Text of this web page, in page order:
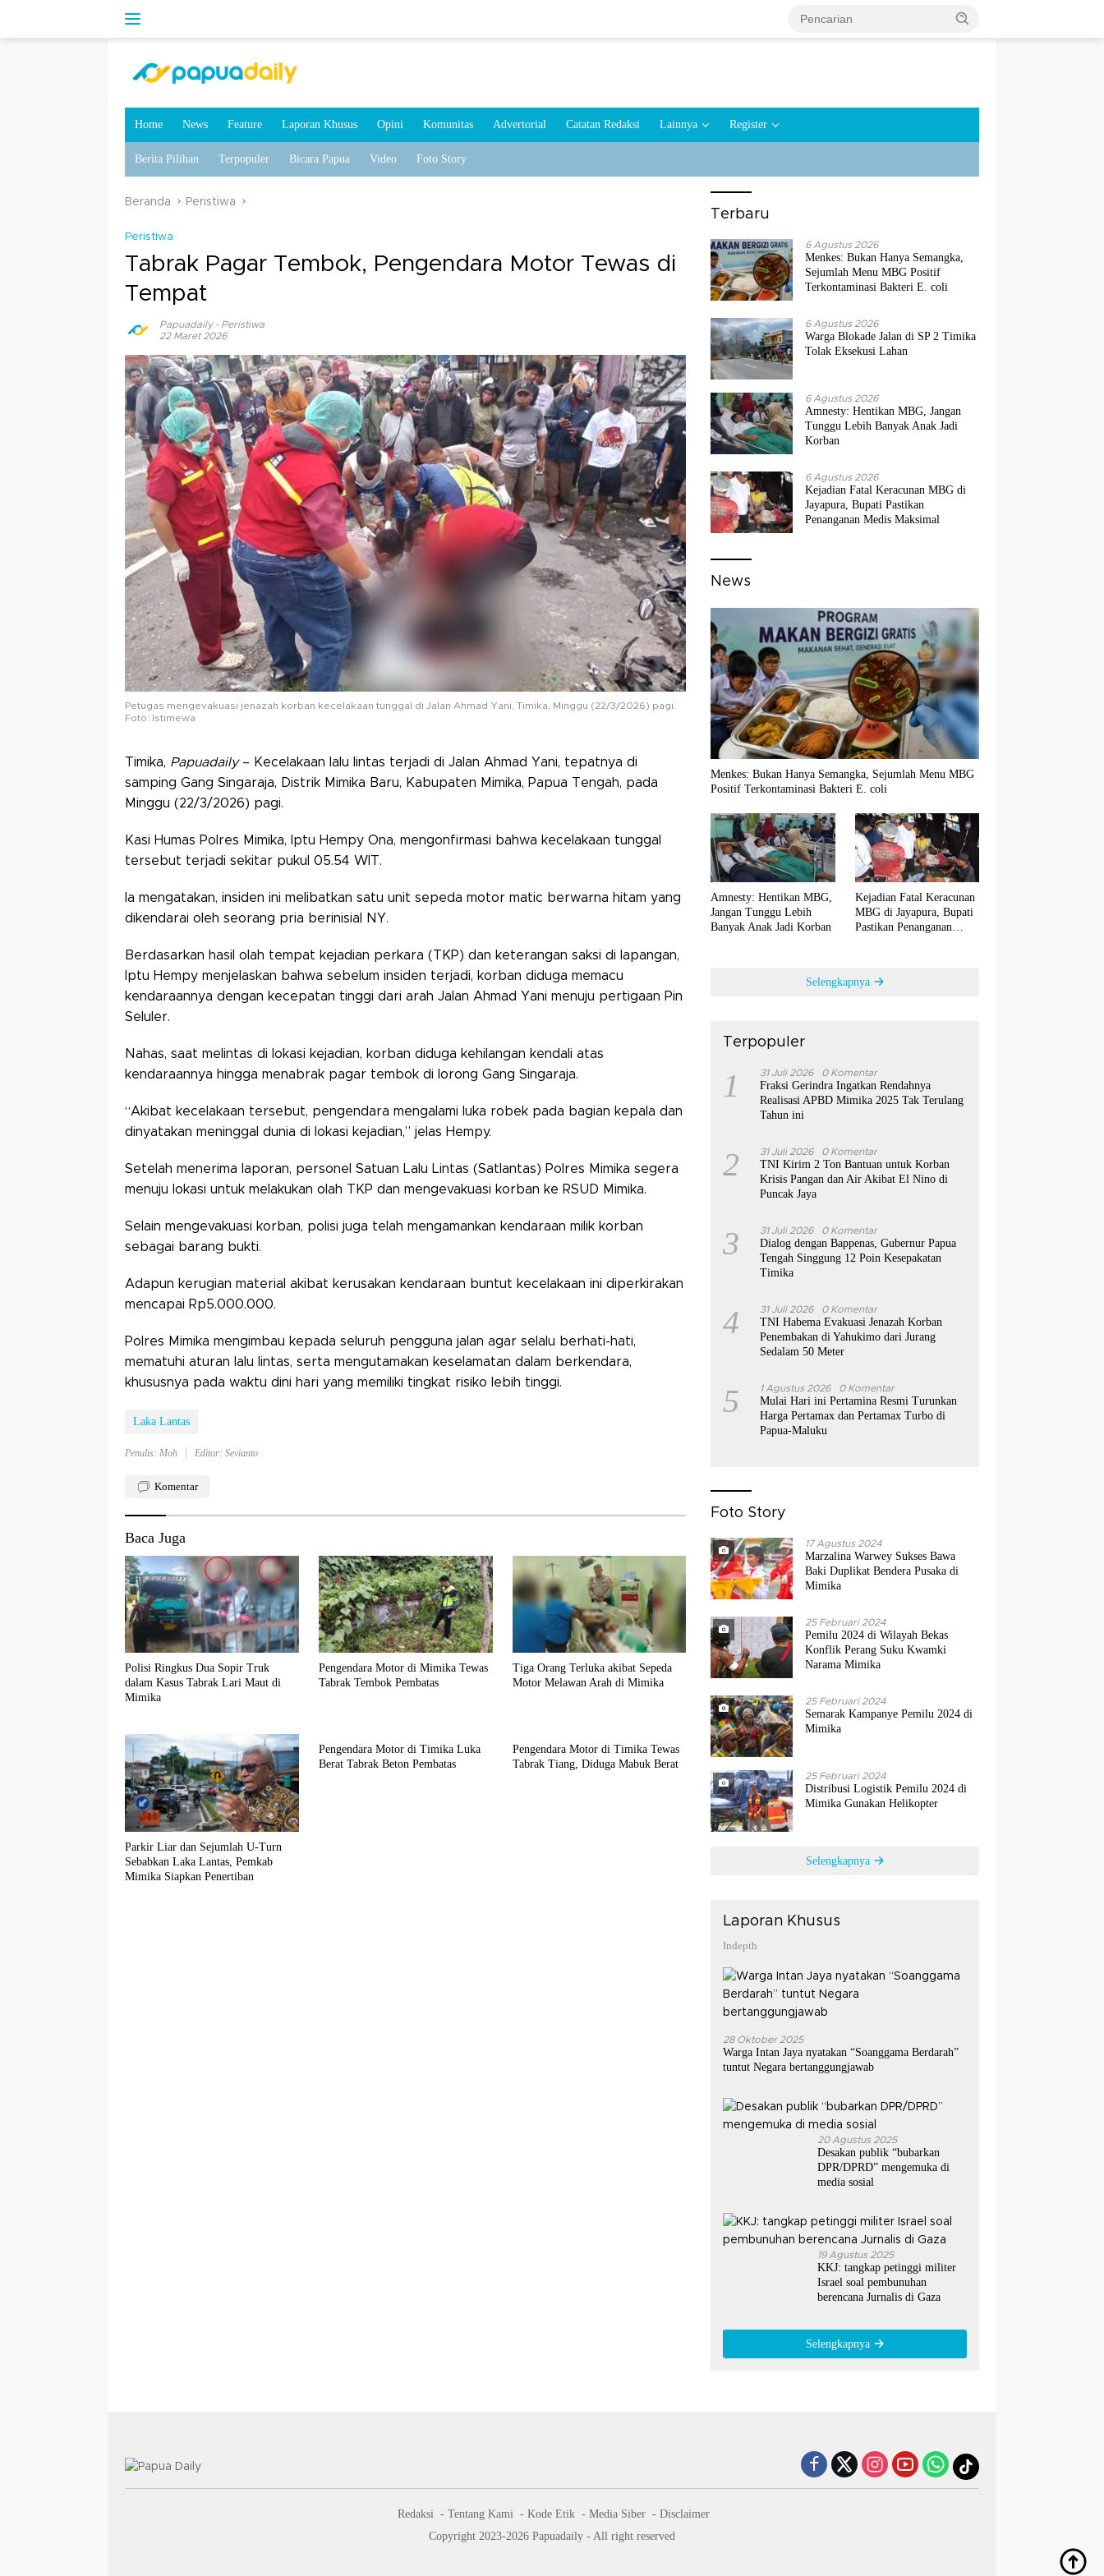
Home News Feature Laporan Khusus Opini Komunitas Advertorial Catatan Redaksi Lainnya Register
Berita Pilihan Terpopuler Bicara Papua Video Foto Story
Beranda Peristiwa
Peristiwa
Tabrak Pagar Tembok, Pengendara Motor Tewas di
Tempat
Papuadaily- Peristiwa
22 Maret 2026
Petugas mengevakuasi jenazah korban kecelakaan tunggal di Jalan Ahmad Yani, Timika, Minggu (22/3/2026) pagi.
Foto: Istimewa
Timika, Papuadaily– Kecelakaan lalu lintas terjadi di Jalan Ahmad Yani, tepatnya di
samping Gang Singaraja, Distrik Mimika Baru, Kabupaten Mimika, Papua Tengah, pada
Minggu (22/3/2026) pagi.
Kasi Humas Polres Mimika, Iptu Hempy Ona, mengonfirmasi bahwa kecelakaan tunggal
tersebut terjadi sekitar pukul 05.54 WIT.
Ia mengatakan, insiden ini melibatkan satu unit sepeda motor matic berwarna hitam yang
dikendarai oleh seorang pria berinisial NY.
Berdasarkan hasil olah tempat kejadian perkara (TKP) dan keterangan saksi di lapangan,
Iptu Hempy menjelaskan bahwa sebelum insiden terjadi, korban diduga memacu
kendaraannya dengan kecepatan tinggi dari arah Jalan Ahmad Yani menuju pertigaan Pin
Seluler.
Nahas, saat melintas di lokasi kejadian, korban diduga kehilangan kendali atas
kendaraannya hingga menabrak pagar tembok di lorong Gang Singaraja.
“Akibat kecelakaan tersebut, pengendara mengalami luka robek pada bagian kepala dan
dinyatakan meninggal dunia di lokasi kejadian,” jelas Hempy.
Setelah menerima laporan, personel Satuan Lalu Lintas (Satlantas) Polres Mimika segera
menuju lokasi untuk melakukan olah TKP dan mengevakuasi korban ke RSUD Mimika.
Selain mengevakuasi korban, polisi juga telah mengamankan kendaraan milik korban
sebagai barang bukti.
Adapun kerugian material akibat kerusakan kendaraan buntut kecelakaan ini diperkirakan
mencapai Rp5.000.000.
Polres Mimika mengimbau kepada seluruh pengguna jalan agar selalu berhati-hati,
mematuhi aturan lalu lintas, serta mengutamakan keselamatan dalam berkendara,
khususnya pada waktu dini hari yang memiliki tingkat risiko lebih tinggi.
Laka Lantas
Penulis: Moh Editor: Sevianto
Komentar
Baca Juga
Polisi Ringkus Dua Sopir Truk
dalam Kasus Tabrak Lari Maut di
Mimika
Pengendara Motor di Mimika Tewas
Tabrak Tembok Pembatas
Tiga Orang Terluka akibat Sepeda
Motor Melawan Arah di Mimika
Parkir Liar dan Sejumlah U-Turn
Sebabkan Laka Lantas, Pemkab
Mimika Siapkan Penertiban
Pengendara Motor di Timika Luka
Berat Tabrak Beton Pembatas
Pengendara Motor di Timika Tewas
Tabrak Tiang, Diduga Mabuk Berat
Terbaru
6 Agustus 2026
Menkes: Bukan Hanya Semangka,
Sejumlah Menu MBG Positif
Terkontaminasi Bakteri E. coli
6 Agustus 2026
Warga Blokade Jalan di SP 2 Timika
Tolak Eksekusi Lahan
6 Agustus 2026
Amnesty: Hentikan MBG, Jangan
Tunggu Lebih Banyak Anak Jadi
Korban
6 Agustus 2026
Kejadian Fatal Keracunan MBG di
Jayapura, Bupati Pastikan
Penanganan Medis Maksimal
News
Menkes: Bukan Hanya Semangka, Sejumlah Menu MBG
Positif Terkontaminasi Bakteri E. coli
Amnesty: Hentikan MBG,
Jangan Tunggu Lebih
Banyak Anak Jadi Korban
Kejadian Fatal Keracunan
MBG di Jayapura, Bupati
Pastikan Penanganan
Selengkapnya
Terpopuler
1 31 Juli 2026 0 Komentar
Fraksi Gerindra Ingatkan Rendahnya
Realisasi APBD Mimika 2025 Tak Terulang
Tahun ini
2 31 Juli 2026 0 Komentar
TNI Kirim 2 Ton Bantuan untuk Korban
Krisis Pangan dan Air Akibat El Nino di
Puncak Jaya
3 31 Juli 2026 0 Komentar
Dialog dengan Bappenas, Gubernur Papua
Tengah Singgung 12 Poin Kesepakatan
Timika
4 31 Juli 2026 0 Komentar
TNI Habema Evakuasi Jenazah Korban
Penembakan di Yahukimo dari Jurang
Sedalam 50 Meter
5 1 Agustus 2026 0 Komentar
Mulai Hari ini Pertamina Resmi Turunkan
Harga Pertamax dan Pertamax Turbo di
Papua-Maluku
Foto Story
17 Agustus 2024
Marzalina Warwey Sukses Bawa
Baki Duplikat Bendera Pusaka di
Mimika
25 Februari 2024
Pemilu 2024 di Wilayah Bekas
Konflik Perang Suku Kwamki
Narama Mimika
25 Februari 2024
Semarak Kampanye Pemilu 2024 di
Mimika
25 Februari 2024
Distribusi Logistik Pemilu 2024 di
Mimika Gunakan Helikopter
Selengkapnya
Laporan Khusus
Indepth
28 Oktober 2025
Warga Intan Jaya nyatakan “Soanggama Berdarah”
tuntut Negara bertanggungjawab
20 Agustus 2025
Desakan publik “bubarkan
DPR/DPRD” mengemuka di
media sosial
19 Agustus 2025
KKJ: tangkap petinggi militer
Israel soal pembunuhan
berencana Jurnalis di Gaza
Selengkapnya
Redaksi Tentang Kami Kode Etik Media Siber
Disclaimer
Copyright 2023-2026 Papuadaily - All right reserved